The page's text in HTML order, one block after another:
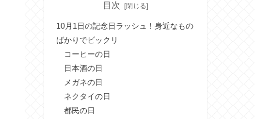
目次
10月1日の記念日ラッシュ！身近なもの
ばかりでビックリ
コーヒーの日
日本酒の日
メガネの日
ネクタイの日
都民の日